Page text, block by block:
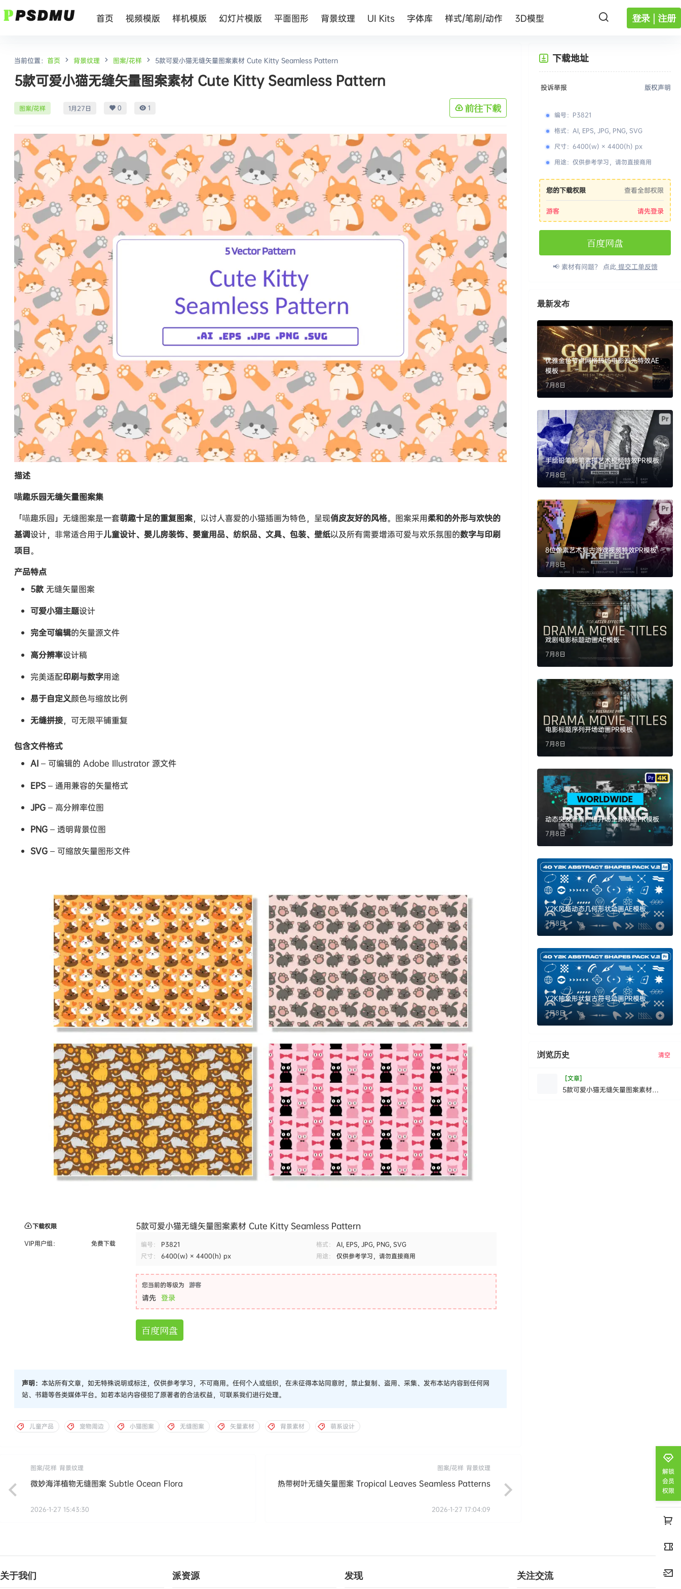
登录 | 注册
首页 视频模版 样机模版 幻灯片模版 平面图形 背景纹理 UI Kits 字体库 样式/笔刷/动作 3D模型
当前位置： 首页 背景纹理 图案/花样 5款可爱小猫无缝矢量图案素材 Cute Kitty Seamless Pattern
5款可爱小猫无缝矢量图案素材 Cute Kitty Seamless Pattern
图案/花样 1月27日 0 1 前往下载
描述
喵趣乐园无缝矢量图案集
「喵趣乐园」无缝图案是一套萌趣十足的重复图案，以讨人喜爱的小猫插画为特色，呈现俏皮友好的风格。图案采用柔和的外形与欢快的
基调设计，非常适合用于儿童设计、婴儿房装饰、婴童用品、纺织品、文具、包装、壁纸以及所有需要增添可爱与欢乐氛围的数字与印刷
项目。
产品特点
5款 无缝矢量图案
可爱小猫主题设计
完全可编辑的矢量源文件
高分辨率设计稿
完美适配印刷与数字用途
易于自定义颜色与缩放比例
无缝拼接，可无限平铺重复
包含文件格式
AI – 可编辑的 Adobe Illustrator 源文件
EPS – 通用兼容的矢量格式
JPG – 高分辨率位图
PNG – 透明背景位图
SVG – 可缩放矢量图形文件
下载权限
VIP用户组：
免费下载
5款可爱小猫无缝矢量图案素材 Cute Kitty Seamless Pattern
编号： P3821 格式：
AI, EPS, JPG, PNG, SVG
尺寸：
6400(w) × 4400(h) px 用途： 仅供参考学习，请勿直接商用
您当前的等级为 游客
请先 登录
百度网盘
声明： 本站所有文章，如无特殊说明或标注，仅供参考学习，不可商用。任何个人或组织，在未征得本站同意时，禁止复制、盗用、采集、发布本站内容到任何网
站、书籍等各类媒体平台。如若本站内容侵犯了原著者的合法权益，可联系我们进行处理。
儿童产品 宠物周边 小猫图案 无缝图案 矢量素材 背景素材 萌系设计
图案/花样 背景纹理
微妙海洋植物无缝图案 Subtle Ocean Flora
2026-1-27 15:43:30
图案/花样 背景纹理
热带树叶无缝矢量图案 Tropical Leaves Seamless Patterns
2026-1-27 17:04:09
下载地址
投诉举报 版权声明
编号： P3821
格式： AI, EPS, JPG, PNG, SVG
尺寸： 6400(w) × 4400(h) px
用途： 仅供参考学习，请勿直接商用
您的下载权限 查看全部权限
游客 请先登录
百度网盘
📢 素材有问题？ 点此提交工单反馈
最新发布
优雅金色节点网格转场电影发光特效AE
模板
7月8日
手绘铅笔粉笔素描艺术视频特效PR模板
7月8日
8位像素艺术复古游戏视频特效PR模板
7月8日
戏剧电影标题动画AE模板
7月8日
电影标题序列开场动画PR模板
7月8日
动态突发新闻广播开场全球网络PR模板
7月8日
Y2K风格动态几何形状动画AE模板
7月8日
Y2K抽象形状复古符号动画PR模板
7月8日
浏览历史 清空
[文章]
5款可爱小猫无缝矢量图案素材
解锁
会员
权限
关于我们 派资源 发现 关注交流